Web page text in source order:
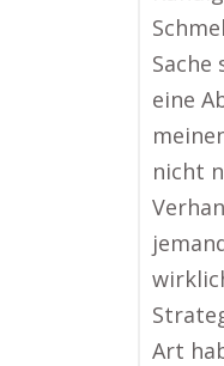
eine
nicht
Art